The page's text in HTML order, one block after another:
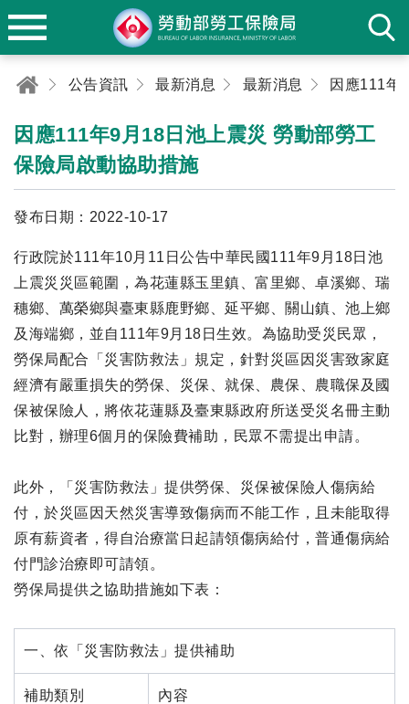
公告資訊 最新消息 最新消息
因應111年9月18日池上震災 勞動部勞工
保險局啟動協助措施
發布日期：2022-10-17
行政院於111年10月11日公告中華民國111年9月18日池
上震災災區範圍，為花蓮縣玉里鎮、富里鄉、卓溪鄉、瑞
穗鄉、萬榮鄉與臺東縣鹿野鄉、延平鄉、關山鎮、池上鄉
及海端鄉，並自111年9月18日生效。為協助受災民眾，
勞保局配合「災害防救法」規定，針對災區因災害致家庭
經濟有嚴重損失的勞保、災保、就保、農保、農職保及國
保被保險人，將依花蓮縣及臺東縣政府所送受災名冊主動
比對，辦理6個月的保險費補助，民眾不需提出申請。
此外，「災害防救法」提供勞保、災保被保險人傷病給
付，於災區因天然災害導致傷病而不能工作，且未能取得
原有薪資者，得自治療當日起請領傷病給付，普通傷病給
付門診治療即可請領。
勞保局提供之協助措施如下表：
一、依「災害防救法」提供補助
補助類別 內容